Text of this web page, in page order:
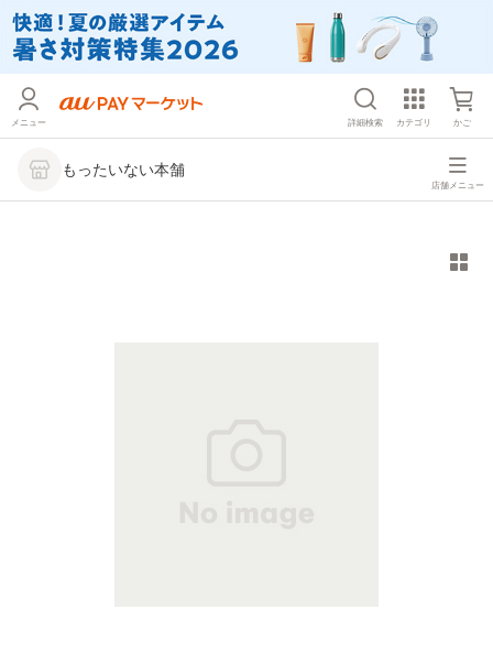
メニュー 詳細検索 カテゴリ かご
もったいない本舗
店舗メニュー